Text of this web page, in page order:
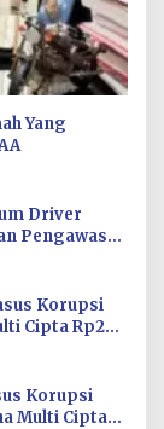
Yang
Driver
Pengawasan
Korupsi
Cipta Rp26
Korupsi
Multi Cipta